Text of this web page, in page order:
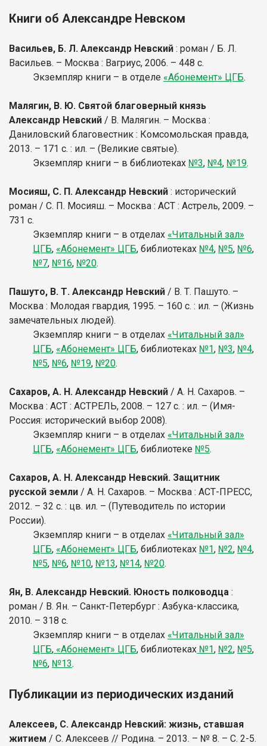
Книги об Александре Невском
Васильев, Б. Л. Александр Невский : роман / Б. Л.
Васильев. – Москва : Вагриус, 2006. – 448 с.
Экземпляр книги – в отделе «Абонемент» ЦГБ.
Малягин, В. Ю. Святой благоверный князь
Александр Невский / В. Малягин. – Москва :
Даниловский благовестник : Комсомольская правда,
2013. – 171 с. : ил. – (Великие святые).
Экземпляр книги – в библиотеках №3, №4, №19.
Мосияш, С. П. Александр Невский : исторический
роман / С. П. Мосияш. – Москва : АСТ : Астрель, 2009. –
731 с.
Экземпляр книги – в отделах «Читальный зал»
ЦГБ, «Абонемент» ЦГБ, библиотеках №4, №5, №6,
№7, №16, №20.
Пашуто, В. Т. Александр Невский / В. Т. Пашуто. –
Москва : Молодая гвардия, 1995. – 160 с. : ил. – (Жизнь
замечательных людей).
Экземпляр книги – в отделах «Читальный зал»
ЦГБ, «Абонемент» ЦГБ, библиотеках №1, №3, №4,
№5, №6, №19, №20.
Сахаров, А. Н. Александр Невский / А. Н. Сахаров. –
Москва : АСТ : АСТРЕЛЬ, 2008. – 127 с. : ил. – (Имя-
Россия: исторический выбор 2008).
Экземпляр книги – в отделах «Читальный зал»
ЦГБ, «Абонемент» ЦГБ, библиотеке №5.
Сахаров, А. Н. Александр Невский. Защитник
русской земли / А. Н. Сахаров. – Москва : АСТ-ПРЕСС,
2012. – 32 с. : цв. ил. – (Путеводитель по истории
России).
Экземпляр книги – в отделах «Читальный зал»
ЦГБ, «Абонемент» ЦГБ, библиотеках №1, №2, №4,
№5, №6, №10, №13, №14, №20.
Ян, В. Александр Невский. Юность полководца :
роман / В. Ян. – Санкт-Петербург : Азбука-классика,
2010. – 318 с.
Экземпляр книги – в отделах «Читальный зал»
ЦГБ, «Абонемент» ЦГБ, библиотеках №1, №2, №5,
№6, №13.
Публикации из периодических изданий
Алексеев, С. Александр Невский: жизнь, ставшая
житием / С. Алексеев // Родина. – 2013. – № 8. – С. 2-5.